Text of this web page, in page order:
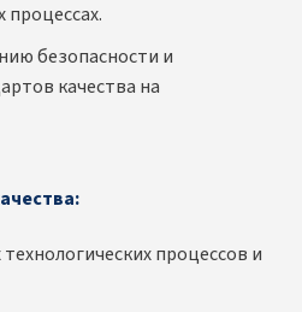
безопасности и
качества на
процессов и